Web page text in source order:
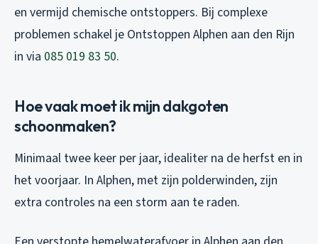
en vermijd chemische ontstoppers. Bij complexe
problemen schakel je Ontstoppen Alphen aan den Rijn
in via 085 019 83 50.
Hoe vaak moet ik mijn dakgoten
schoonmaken?
Minimaal twee keer per jaar, idealiter na de herfst en in
het voorjaar. In Alphen, met zijn polderwinden, zijn
extra controles na een storm aan te raden.